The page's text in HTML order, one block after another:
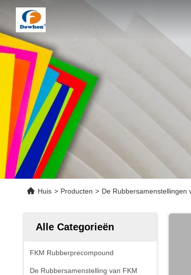
Huis > Producten > De Rubbersamenstellingen
Alle Categorieën
FKM Rubberprecompound
De Rubbersamenstelling van FKM